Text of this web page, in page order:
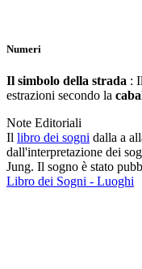
Numeri
Il simbolo della strada :
estrazioni secondo la
Note Editoriali
Il libro dei sogni dalla a
dall'interpretazione dei
Jung. Il sogno è stato
Libro dei Sogni - Luoghi